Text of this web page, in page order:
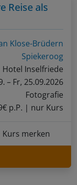
Reise als
Klose-Brüdern
Spiekeroog
Hotel Inselfriede
– Fr, 25.09.2026
Fotografie
p.P. | nur Kurs
Kurs merken